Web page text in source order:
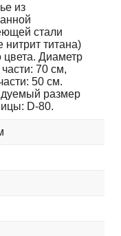
из
стали
нитрит титана)
цвета. Диаметр
70 см,
50 см.
размер
D-80.